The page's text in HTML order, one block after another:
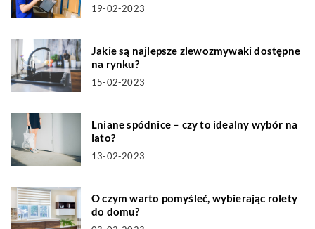
19-02-2023
Jakie są najlepsze zlewozmywaki dostępne
na rynku?
15-02-2023
Lniane spódnice – czy to idealny wybór na
lato?
13-02-2023
O czym warto pomyśleć, wybierając rolety
do domu?